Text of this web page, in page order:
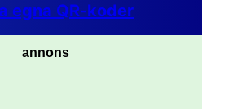
egna QR-koder
annons